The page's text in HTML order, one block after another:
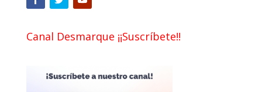
Canal Desmarque ¡¡Suscríbete!!